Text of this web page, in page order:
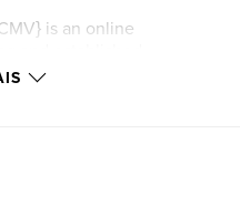
is an online
ACMV was